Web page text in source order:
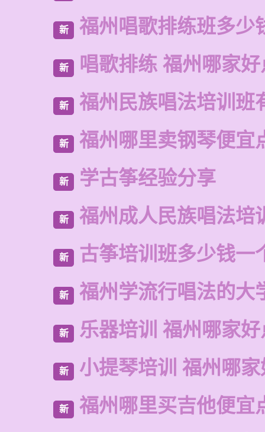
新 福州唱歌排练班多少
新 唱歌排练 福州哪家好
新 福州民族唱法培训班
新 福州哪里卖钢琴便宜
新 学古筝经验分享
新 福州成人民族唱法培
新 古筝培训班多少钱一
新 福州学流行唱法的大
新 乐器培训 福州哪家好
新 小提琴培训 福州哪
新 福州哪里买吉他便宜